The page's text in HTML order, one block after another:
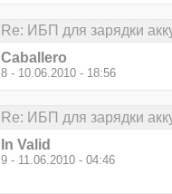
Re: ИБП для зарядки
Caballero
8 - 10.06.2010 - 18:56
Re: ИБП для зарядки
In Valid
9 - 11.06.2010 - 04:46